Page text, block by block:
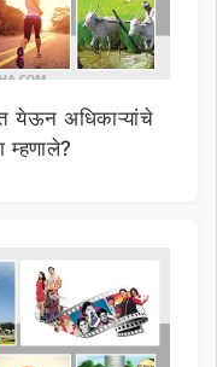
येऊन अधिकाऱ्यांचे